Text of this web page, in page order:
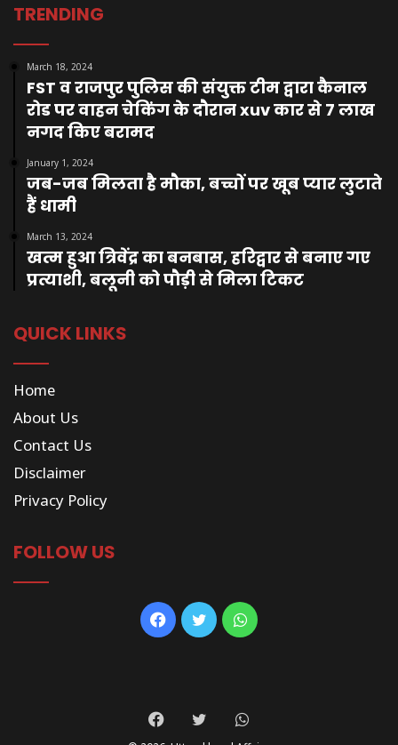
TRENDING
March 18, 2024
FST व राजपुर पुलिस की संयुक्त टीम द्वारा कैनाल
रोड पर वाहन चेकिंग के दौरान xuv कार से 7 लाख
नगद किए बरामद
January 1, 2024
जब-जब मिलता है मौका, बच्चों पर खूब प्यार लुटाते
हैं धामी
March 13, 2024
खत्म हुआ त्रिवेंद्र का बनबास, हरिद्वार से बनाए गए
प्रत्याशी, बलूनी को पौड़ी से मिला टिकट
QUICK LINKS
Home
About Us
Contact Us
Disclaimer
Privacy Policy
FOLLOW US
Facebook
TwitterWhatsApp
Facebook
TwitterWhatsApp